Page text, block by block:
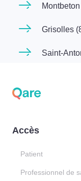
Grisolles
Saint-
Accès
Patient
Professionnel de